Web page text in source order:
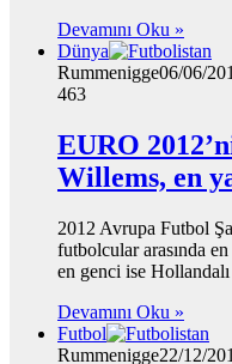
Devamını Oku »
Dünya
Rummenigge06/06/
463
EURO
Willems, en
2012 Avrupa Futbol
futbolcular arasında
en genci ise
Devamını Oku »
Futbol
Rummenigge22/12/